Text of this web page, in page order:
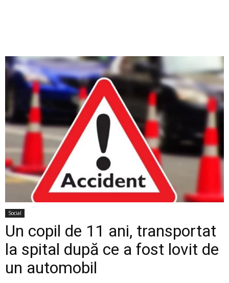
Social
Un copil de 11 ani, transportat
la spital după ce a fost lovit de
un automobil